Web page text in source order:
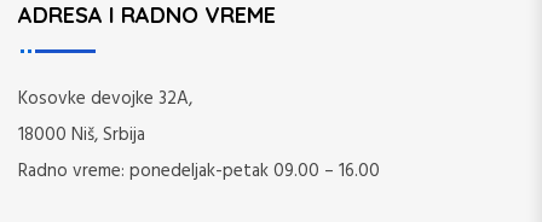
ADRESA I RADNO VREME
Kosovke devojke 32A,
18000 Niš, Srbija
Radno vreme: ponedeljak-petak 09.00 – 16.00